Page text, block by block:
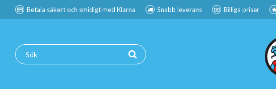
Betala säkert och smidigt med Klarna Snabb leverans Billiga priser